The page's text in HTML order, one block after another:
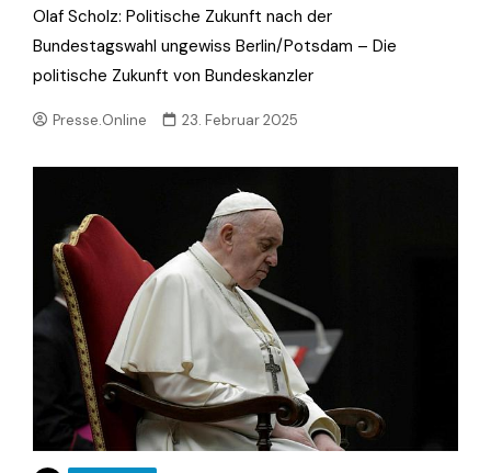
Olaf Scholz: Politische Zukunft nach der
Bundestagswahl ungewiss Berlin/Potsdam – Die
politische Zukunft von Bundeskanzler
Presse.Online 23. Februar 2025